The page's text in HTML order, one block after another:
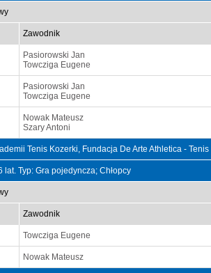
Zawodnik
Pasiorowski Jan
Towcziga Eugene
Pasiorowski Jan
Towcziga Eugene
Nowak Mateusz
Szary Antoni
Tenis Kozerki, Fundacja De Arte Athletica -
lat. Typ: Gra pojedyncza; Chłopcy
Zawodnik
Towcziga Eugene
Nowak Mateusz